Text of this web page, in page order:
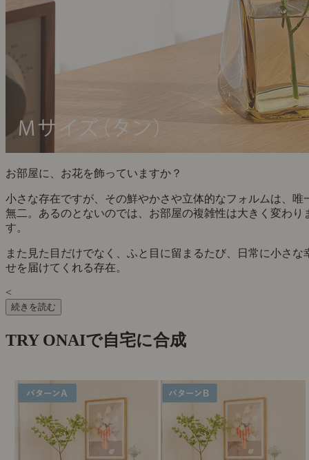
お部屋に、お花を飾っていますか？
小さな存在ですが、その鮮やかさや立体的なフォルムは、唯
無二。あるのとないのでは、お部屋の複雑性は大きく変わり
す。
また見た目だけでなく、ふと目に留まるたび、日常に小さな
せを届けてくれる存在。
<
続きを読む
TRY ONAIで自宅に合成